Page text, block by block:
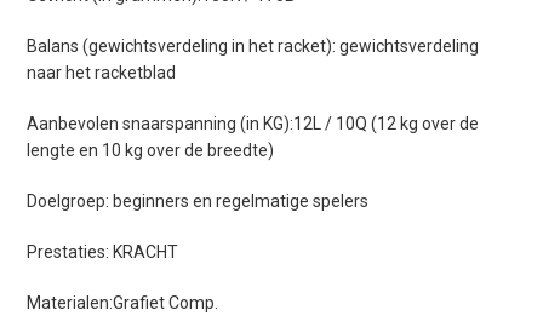
Balans (gewichtsverdeling in het racket): gewichtsverdeling
naar het racketblad
Aanbevolen snaarspanning (in KG):12L / 10Q (12 kg over de
lengte en 10 kg over de breedte)
Doelgroep: beginners en regelmatige spelers
Prestaties: KRACHT
Materialen:Grafiet Comp.